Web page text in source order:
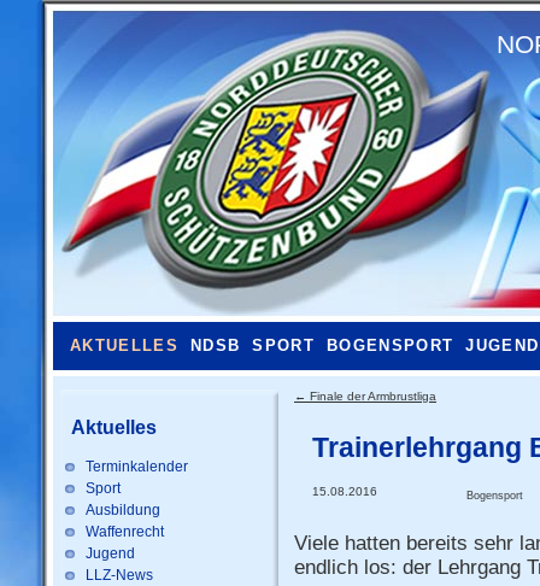
AKTUELLES NDSB SPORT BOGENSPORT JUGEND
Aktuelles
Terminkalender
Sport
Ausbildung
Waffenrecht
Jugend
LLZ-News
← Finale der Armbrustliga
Trainerlehrgang
15.08.2016 Bogensport
Viele hatten bereits sehr
endlich los: der Lehrgang